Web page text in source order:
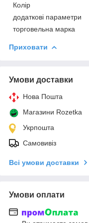
Колір
додаткові параметри
торговельна марка
Приховати
Умови доставки
Нова Пошта
Магазини Rozetka
Укрпошта
Самовивіз
Всі умови доставки
Умови оплати